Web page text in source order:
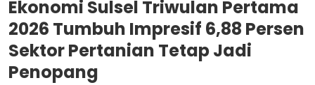
Ekonomi Sulsel Triwulan Pertama
2026 Tumbuh Impresif 6,88 Persen
Sektor Pertanian Tetap Jadi
Penopang